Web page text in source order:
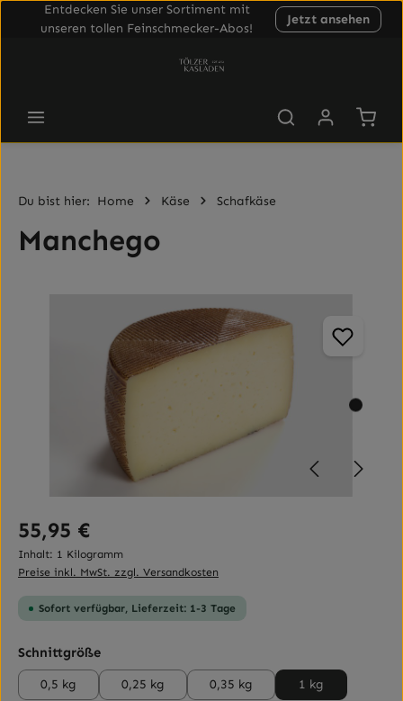
Entdecken Sie unser Sortiment mit
unseren tollen Feinschmecker-Abos!
Jetzt ansehen
Du bist hier: Home Käse Schafkäse
Manchego
Regulärer Preis:
55,95 €
Inhalt: 1 Kilogramm
Preise inkl. MwSt. zzgl. Versandkosten
Sofort verfügbar, Lieferzeit: 1-3 Tage
Schnittgrößeauswählen
0,5 kg 0,25 kg 0,35 kg 1 kg